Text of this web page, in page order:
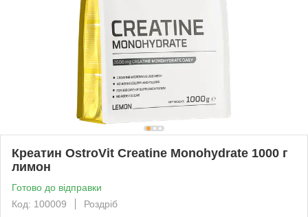
Креатин OstroVit Creatine Monohydrate 1000 г
лимон
Готово до відправки
Код: 100009
Роздріб